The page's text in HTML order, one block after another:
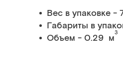
Вес в упаковке -
Габариты в
Объем - 0.29 м3